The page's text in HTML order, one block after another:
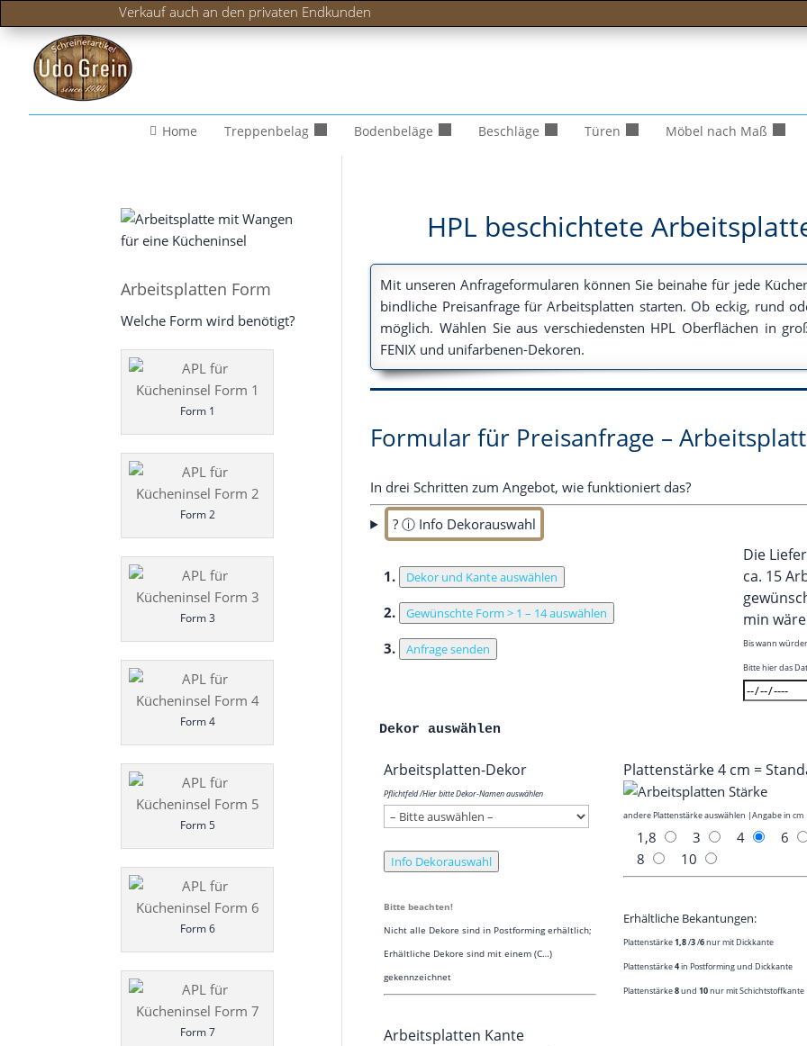
Verkauf auch an den privaten Endkunden
Home Treppenbelag Bodenbeläge Beschläge Türen Möbel nach Maß
HPL beschichtete
Mit unse­ren Anfra­ge­for­mu­la­ren kön­nen Sie bei­na­he für jede
bind­li­che Preis­an­fra­ge für Arbeits­plat­ten star­ten. Ob eckig, rund
mög­lich. Wäh­len Sie aus ver­schie­dens­ten HPL Ober­flä­chen in
FENIX und unifarbenen-Dekoren.
Formular für Preisanfrage –
In drei Schrit­ten zum Ange­bot, wie funk­tio­niert das?
? ⓘ Info Dekorauswahl
1. Dekor und Kante auswählen
2. Gewünschte Form > 1 – 14 auswählen
3. Anfrage senden
Die
ca. 15
min
Bis wann
Bit­te hier das
Dekor auswählen
Arbeits­plat­ten-Dekor
Pflicht­feld /​Hier bit­te Dekor-Namen auswählen
Info Dekorauswahl
Bit­te beachten!
Nicht alle Deko­re sind in Post­forming erhältlich;
Erhält­li­che Deko­re sind mit einem (C…)
gekennzeichnet
Arbeits­plat­ten Kante
Plat­ten­stär­ke 4 cm =
ande­re Plat­ten­stär­ke aus­wäh­len |Anga­be in cm
1,8 3 4
6
8
10
Erhält­li­che Bekantungen:
Plat­ten­stär­ke1,8/​3/​6nur mit Dickkante
Plat­ten­stär­ke4in Post­forming und Dickkante
Plat­ten­stär­ke8und10nur mit Schichtstoffkante
Arbeitsplatten Form
Welche Form wird benötigt?
Form 1
Form 2
Form 3
Form 4
Form 5
Form 6
Form 7